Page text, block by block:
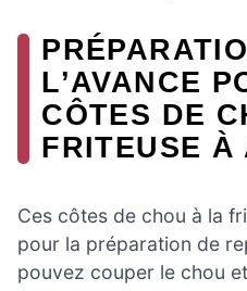
L’AVANCE
CÔTES DE
FRITEUSE À
Ces côtes de chou à la
pour la préparation de
pouvez couper le chou